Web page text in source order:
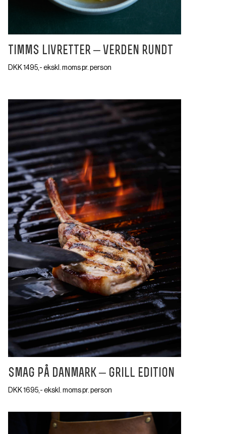
timms livretter – verden rundt
DKK 1495,- ekskl. moms pr. person
smag på danmark – grill edition
DKK 1695,- ekskl. moms pr. person